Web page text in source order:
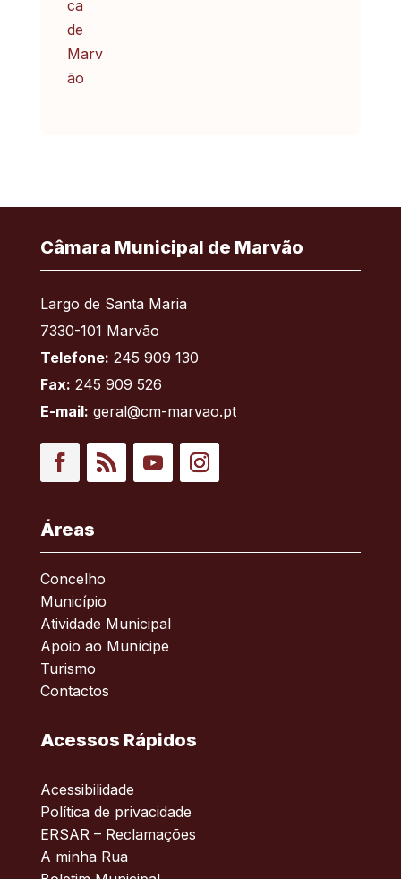
Câmara Municipal de Marvão
Largo de Santa Maria
7330-101 Marvão
Telefone: 245 909 130
Fax: 245 909 526
E-mail: geral@cm-marvao.pt
Áreas
Concelho
Município
Atividade Municipal
Apoio ao Munícipe
Turismo
Contactos
Acessos Rápidos
Acessibilidade
Política de privacidade
ERSAR – Reclamações
A minha Rua